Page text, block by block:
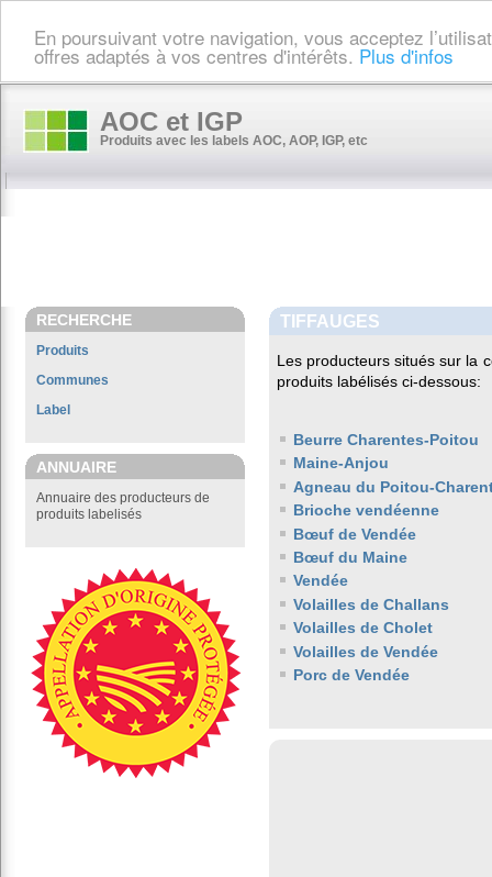
En poursuivant votre navigation, vous acceptez
offres adaptés à vos centres d'intérêts. Plus d'infos
AOC et IGP
Produits avec les labels AOC, AOP, IGP, etc
RECHERCHE
Produits
Communes
Label
ANNUAIRE
Annuaire des producteurs de
produits labelisés
TIFFAUGES
Les producteurs situés sur la
produits labélisés ci-dessous:
Beurre Charentes-Poitou
Maine-Anjou
Agneau du Poitou-
Brioche vendéenne
Bœuf de Vendée
Bœuf du Maine
Vendée
Volailles de Challans
Volailles de Cholet
Volailles de Vendée
Porc de Vendée